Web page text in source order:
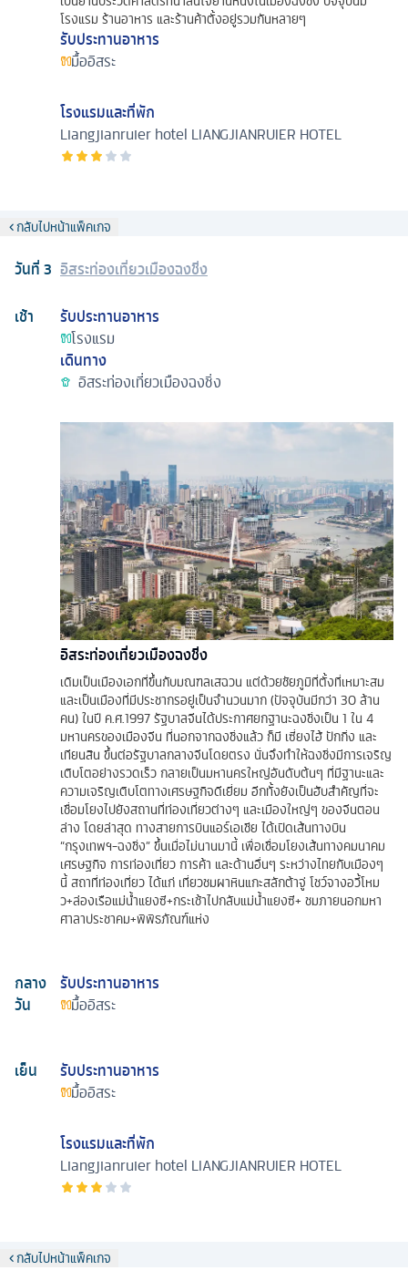
โรงแรม ร้านอาหาร และร้านค้าตั้งอยู่รวมกันหลายๆ
รับประทานอาหาร
มื้ออิสระ
โรงแรมและที่พัก
Liangjianruier hotel LIANGJIANRUIER HOTEL
กลับไปหน้าแพ็คเกจ
วันที่3 อิสระท่องเที่ยวเมืองฉงชิ่ง
เช้า
รับประทานอาหาร
โรงแรม
เดินทาง
อิสระท่องเที่ยวเมืองฉงชิ่ง
อิสระท่องเที่ยวเมืองฉงชิ่ง
เดิมเป็นเมืองเอกที่ขึ้นกับมณฑลเสฉวน แต่ด้วยชัยภูมิที่ตั้งที่เหมาะสม
และเป็นเมืองที่มีประชากรอยู่เป็นจำนวนมาก (ปัจจุบันมีกว่า 30 ล้าน
คน) ในปี ค.ศ.1997 รัฐบาลจีนได้ประกาศยกฐานะฉงชิ่งเป็น 1 ใน 4
มหานครของเมืองจีน ที่นอกจากฉงชิ่งแล้ว ก็มี เซี่ยงไฮ้ ปักกิ่ง และ
เทียนสิน ขึ้นต่อรัฐบาลกลางจีนโดยตรง นั่นจึงทำให้ฉงชิ่งมีการเจริญ
เติบโตอย่างรวดเร็ว กลายเป็นมหานครใหญ่อันดับต้นๆ ที่มีฐานะและ
ความเจริญเติบโตทางเศรษฐกิจดีเยี่ยม อีกทั้งยังเป็นฮับสำคัญที่จะ
เชื่อมโยงไปยังสถานที่ท่องเที่ยวต่างๆ และเมืองใหญ่ๆ ของจีนตอน
ล่าง โดยล่าสุด ทางสายการบินแอร์เอเชีย ได้เปิดเส้นทางบิน
“กรุงเทพฯ-ฉงชิ่ง” ขึ้นเมื่อไม่นานมานี้ เพื่อเชื่อมโยงเส้นทางคมนาคม
เศรษฐกิจ การท่องเที่ยว การค้า และด้านอื่นๆ ระหว่างไทยกับเมืองๆ
นี้ สถาที่ท่องเที่ยว ได้แก่ เที่ยวชมผาหินแกะสลักต้าจู่ โชว์จางอวี้โหม
ว+ล่องเรือแม่น้ำแยงซี+กระเช้าไปกลับแม่น้ำแยงซี+ ชมภายนอกมหา
ศาลาประชาคม+พิพิธภัณฑ์แห่ง
กลาง
วัน
รับประทานอาหาร
มื้ออิสระ
เย็น
รับประทานอาหาร
มื้ออิสระ
โรงแรมและที่พัก
Liangjianruier hotel LIANGJIANRUIER HOTEL
กลับไปหน้าแพ็คเกจ